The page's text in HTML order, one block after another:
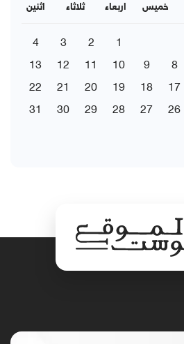
اثنين ثلاثاء اربعاء خميس
1
2
3
4
8
9
10
11
12
13
17
18
19
20
21
22
26
27
28
29
30
31